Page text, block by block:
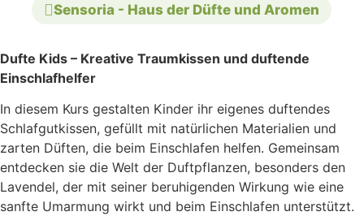
Sensoria - Haus der Düfte und Aromen
Dufte Kids – Kreative Traumkissen und duftende
Einschlafhelfer
In diesem Kurs gestalten Kinder ihr eigenes duftendes
Schlafgutkissen, gefüllt mit natürlichen Materialien und
zarten Düften, die beim Einschlafen helfen. Gemeinsam
entdecken sie die Welt der Duftpflanzen, besonders den
Lavendel, der mit seiner beruhigenden Wirkung wie eine
sanfte Umarmung wirkt und beim Einschlafen unterstützt.